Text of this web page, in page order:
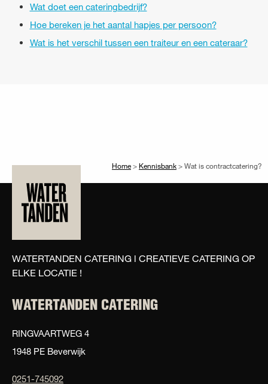
Wat doet een cateringbedrijf?
Hoe bereken je het aantal hapjes per persoon?
Wat is het verschil tussen een traiteur en een cateraar?
Home> Kennisbank>Wat is contractcatering?
WATERTANDEN CATERING l CREATIEVE CATERING OP
ELKE LOCATIE !
WATERTANDEN CATERING
RINGVAARTWEG 4
1948 PE Beverwijk
0251-745092